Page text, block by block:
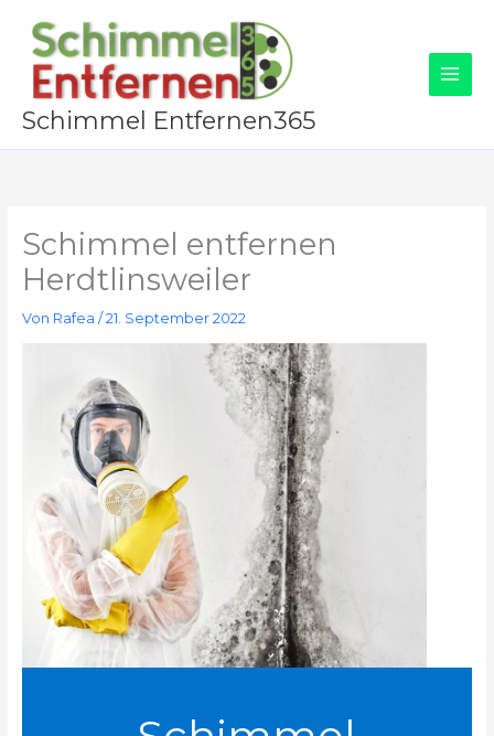
Inhalt
springen
Schimmel Entfernen365
Schimmel entfernen
Herdtlinsweiler
Von Rafea /21. September 2022